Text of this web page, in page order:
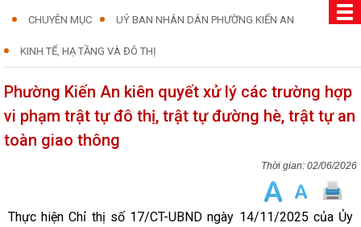
CHUYÊN MỤC UỶ BAN NHÂN DÂN PHƯỜNG KIẾN AN
KINH TẾ, HẠ TẦNG VÀ ĐÔ THỊ
Phường Kiến An kiên quyết xử lý các trường hợp
vi phạm trật tự đô thị, trật tự đường hè, trật tự an
toàn giao thông
02/06/2026
Thực hiện Chỉ thị số 17/CT-UBND ngày 14/11/2025 của Ủy